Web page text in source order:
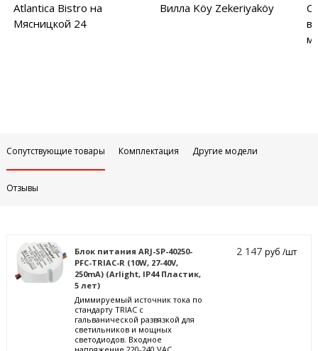
Atlantica Bistro на
Мясницкой 24
Вилла Köy Zekeriyaköy
Сопутствующие товары Комплектация Другие модели
Отзывы
Блок питания ARJ-SP-40250-
PFC-TRIAC-R (10W, 27-40V,
250mA) (Arlight, IP44 Пластик,
5 лет)
Диммируемый источник тока по
стандарту TRIAC с
гальванической развязкой для
светильников и мощных
светодиодов. Входное
2 147руб /шт